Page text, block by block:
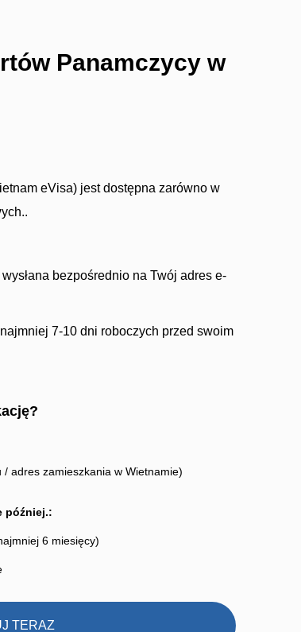
Panamczycy w
eVisa) jest dostępna zarówno w
bezpośrednio na Twój adres e-
7-10 dni roboczych przed swoim
adres zamieszkania w Wietnamie)
później.:
6 miesięcy)
TERAZ